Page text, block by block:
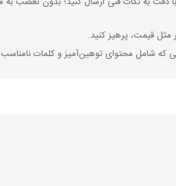
مثل قیمت، پرهیز کنید.
که شامل محتوای توهین‌آمیز و کلمات